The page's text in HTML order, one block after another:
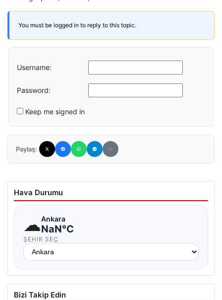
You must be logged in to reply to this topic.
Username:
Password:
Keep me signed in
Paylaş:
Hava Durumu
☁Ankara
NaN°C
ŞEHIR SEÇ
Bizi Takip Edin